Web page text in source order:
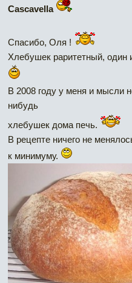
Cascavella
Спасибо, Оля !
Хлебушек раритетный, один
В 2008 году у меня и мысли
нибудь
хлебушек дома печь.
В рецепте ничего не
к минимуму.